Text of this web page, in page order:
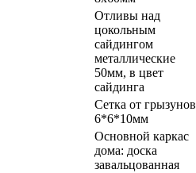
Отливы над
цокольным
сайдингом
металлические
50мм, в цвет
сайдинга
Сетка от грызунов
6*6*10мм
Основной каркас
дома: доска
завальцованная